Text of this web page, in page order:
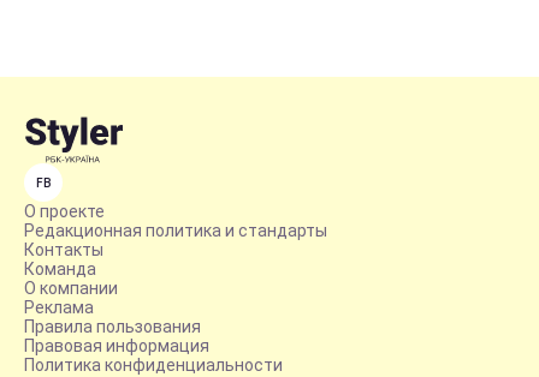
FB
О проекте
Редакционная политика и стандарты
Контакты
Команда
О компании
Реклама
Правила пользования
Правовая информация
Политика конфиденциальности